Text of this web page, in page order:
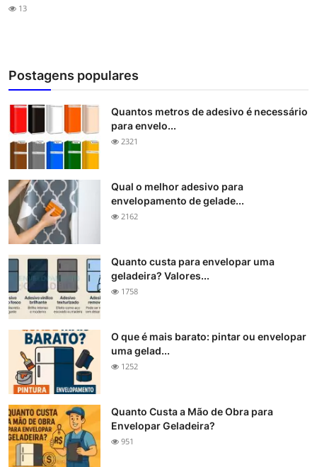
13
Postagens populares
Quantos metros de adesivo é necessário
para envelo...
2321
Qual o melhor adesivo para
envelopamento de gelade...
2162
Quanto custa para envelopar uma
geladeira? Valores...
1758
O que é mais barato: pintar ou envelopar
uma gelad...
1252
Quanto Custa a Mão de Obra para
Envelopar Geladeira?
951